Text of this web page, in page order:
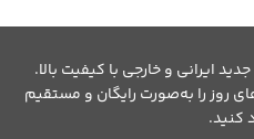
ایرانی و خارجی با کیفیت بالا.
روز را به‌صورت رایگان و مستقیم
کنید.